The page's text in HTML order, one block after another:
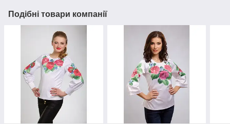
Подібні товари компанії